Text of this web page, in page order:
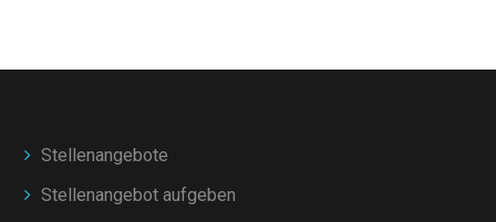
Stellenangebote
Stellenangebot aufgeben